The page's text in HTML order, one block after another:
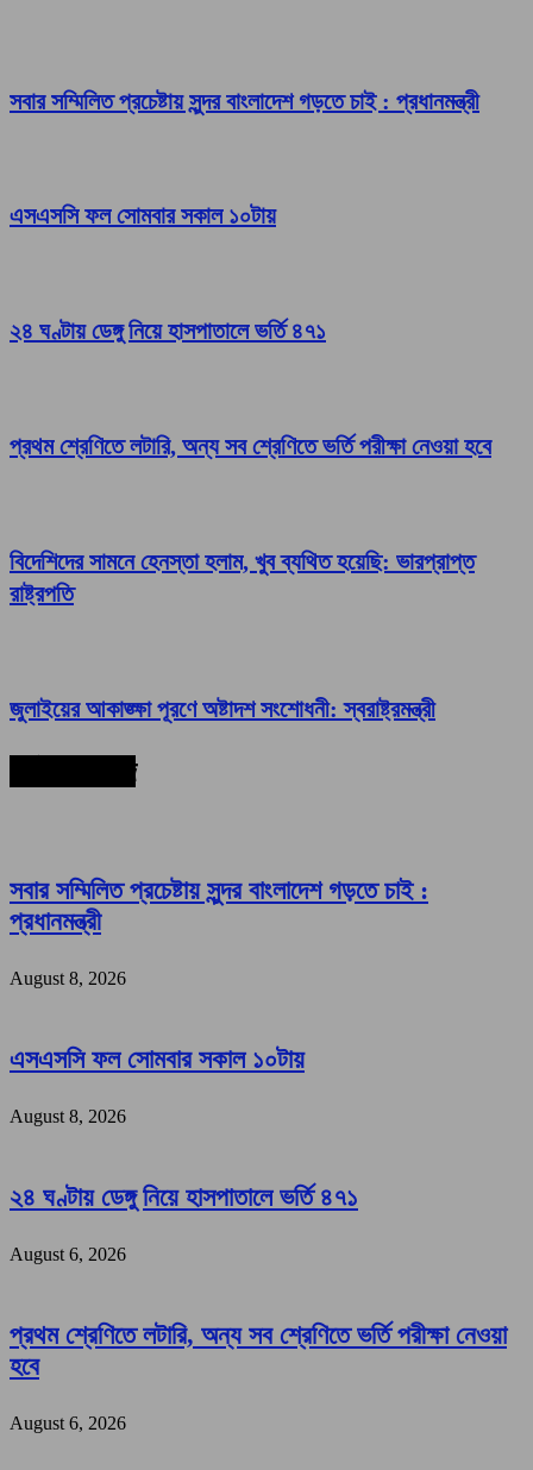
সবার সম্মিলিত প্রচেষ্টায় সুন্দর বাংলাদেশ গড়তে চাই : প্রধানমন্ত্রী
এসএসসি ফল সোমবার সকাল ১০টায়
২৪ ঘণ্টায় ডেঙ্গু নিয়ে হাসপাতালে ভর্তি ৪৭১
প্রথম শ্রেণিতে লটারি, অন্য সব শ্রেণিতে ভর্তি পরীক্ষা নেওয়া হবে
বিদেশিদের সামনে হেনস্তা হলাম, খুব ব্যথিত হয়েছি: ভারপ্রাপ্ত
রাষ্ট্রপতি
জুলাইয়ের আকাঙ্ক্ষা পূরণে অষ্টাদশ সংশোধনী: স্বরাষ্ট্রমন্ত্রী
সবার সম্মিলিত প্রচেষ্টায় সুন্দর বাংলাদেশ গড়তে চাই :
প্রধানমন্ত্রী
August 8, 2026
এসএসসি ফল সোমবার সকাল ১০টায়
August 8, 2026
২৪ ঘণ্টায় ডেঙ্গু নিয়ে হাসপাতালে ভর্তি ৪৭১
August 6, 2026
প্রথম শ্রেণিতে লটারি, অন্য সব শ্রেণিতে ভর্তি পরীক্ষা নেওয়া
হবে
August 6, 2026